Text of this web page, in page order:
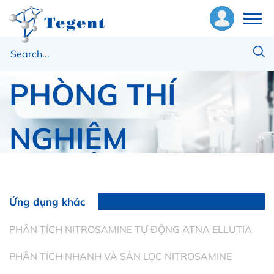
MÁY LẮC MẪU
PHÒNG THÍ
NGHIỆM
Ứng dụng khác
PHÂN TÍCH NITROSAMINE TỰ ĐỘNG ATNA ELLUTIA
PHÂN TÍCH NHANH VÀ SẢN LỌC NITROSAMINE